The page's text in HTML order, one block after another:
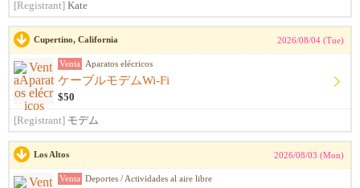
[Registrant] Kate
Cupertino, California 2026/08/04 (Tue)
Venta Aparatos elécricos
ケーブルモデムWi-Fi
$50
[Registrant] モデム
Los Altos 2026/08/03 (Mon)
Venta Deportes / Actividades al aire libre